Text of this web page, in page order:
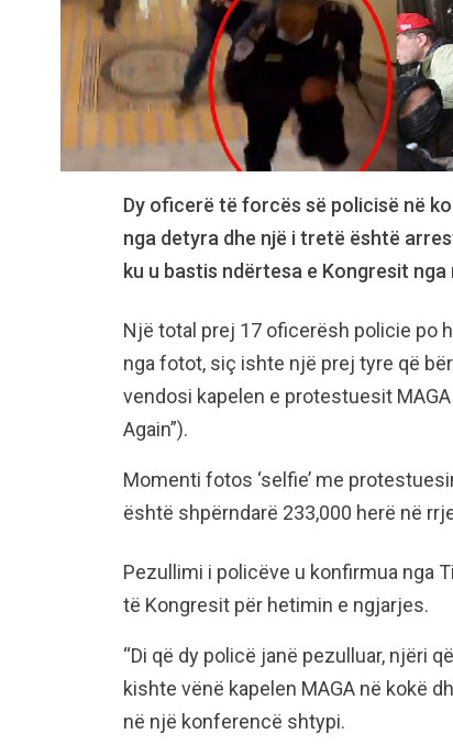
Dy oficerë të forcës së policisë në
nga detyra dhe një i tretë është
ku u bastis ndërtesa e Kongresit
Një total prej 17 oficerësh policie po
nga fotot, siç ishte një prej tyre që
vendosi kapelen e protestuesit
Again”).
Momenti fotos ‘selfie’ me
është shpërndarë 233,000 herë në
Pezullimi i policëve u konfirmua nga
të Kongresit për hetimin e ngjarjes.
“Di që dy policë janë pezulluar, njëri
kishte vënë kapelen MAGA në kokë
në një konferencë shtypi.